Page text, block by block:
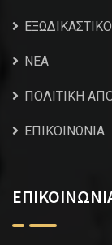
NEA
ΠΟΛΙΤΙΚΗ
ΕΠΙΚΟΙΝΩΝΙΑ